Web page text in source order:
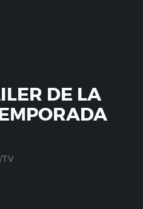
DE LA